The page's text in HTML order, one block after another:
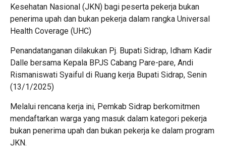
Kesehatan Nasional (JKN) bagi peserta pekerja bukan
penerima upah dan bukan pekerja dalam rangka Universal
Health Coverage (UHC)
Penandatanganan dilakukan Pj. Bupati Sidrap, Idham Kadir
Dalle bersama Kepala BPJS Cabang Pare-pare, Andi
Rismaniswati Syaiful di Ruang kerja Bupati Sidrap, Senin
(13/1/2025)
Melalui rencana kerja ini, Pemkab Sidrap berkomitmen
mendaftarkan warga yang masuk dalam kategori pekerja
bukan penerima upah dan bukan pekerja ke dalam program
JKN.